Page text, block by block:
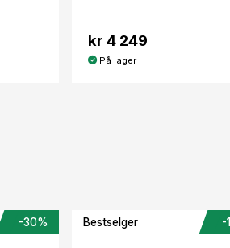
kr 4 249
På lager
-30% Bestselger -